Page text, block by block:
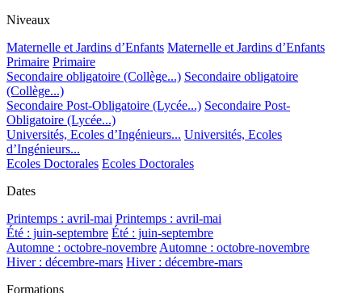
Niveaux
Maternelle et Jardins d’Enfants Maternelle et Jardins d’Enfants
Primaire Primaire
Secondaire obligatoire (Collège...) Secondaire obligatoire
(Collège...)
Secondaire Post-Obligatoire (Lycée...) Secondaire Post-
Obligatoire (Lycée...)
Universités, Ecoles d’Ingénieurs... Universités, Ecoles
d’Ingénieurs...
Ecoles Doctorales Ecoles Doctorales
Dates
Printemps : avril-mai Printemps : avril-mai
Été : juin-septembre Été : juin-septembre
Automne : octobre-novembre Automne : octobre-novembre
Hiver : décembre-mars Hiver : décembre-mars
Formations